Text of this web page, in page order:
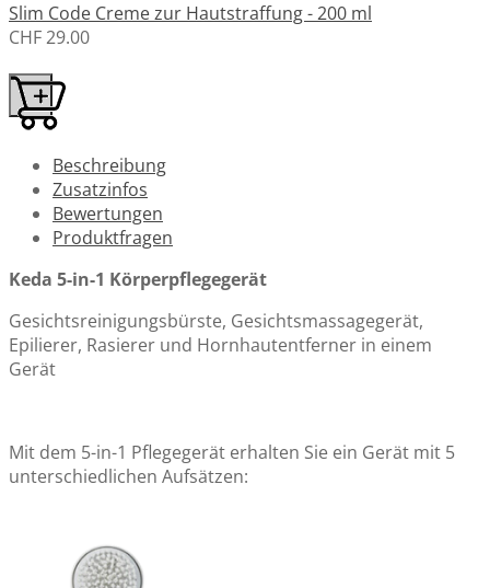
Slim Code Creme zur Hautstraffung - 200 ml
CHF 29.00
Beschreibung
Zusatzinfos
Bewertungen
Produktfragen
Keda 5-in-1 Körperpflegegerät
Gesichtsreinigungsbürste, Gesichtsmassagegerät,
Epilierer, Rasierer und Hornhautentferner in einem
Gerät
Mit dem 5-in-1 Pflegegerät erhalten Sie ein Gerät mit 5
unterschiedlichen Aufsätzen: